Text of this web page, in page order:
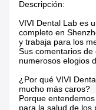
Descripción:
VIVI Dental Lab es
completo en
y trabaja para los
Sus comentarios
numerosos elogios
¿Por qué VIVI
mucho más caros?
Porque
para la salud de los